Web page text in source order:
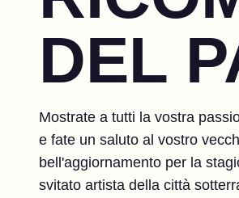
DEL
Mostrate a tutti la vostra
e fate un saluto al vostro
bell'aggiornamento per la
svitato artista della città